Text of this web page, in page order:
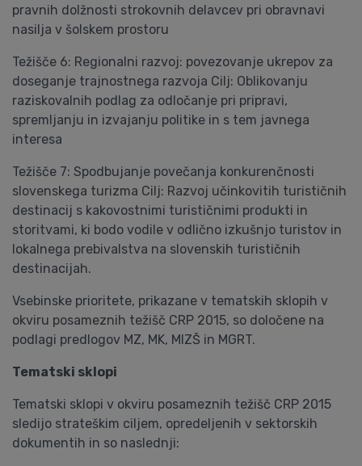
pravnih dolžnosti strokovnih delavcev pri obravnavi
nasilja v šolskem prostoru
Težišče 6: Regionalni razvoj: povezovanje ukrepov za
doseganje trajnostnega razvoja Cilj: Oblikovanju
raziskovalnih podlag za odločanje pri pripravi,
spremljanju in izvajanju politike in s tem javnega
interesa
Težišče 7: Spodbujanje povečanja konkurenčnosti
slovenskega turizma Cilj: Razvoj učinkovitih turističnih
destinacij s kakovostnimi turističnimi produkti in
storitvami, ki bodo vodile v odlično izkušnjo turistov in
lokalnega prebivalstva na slovenskih turističnih
destinacijah.
Vsebinske prioritete, prikazane v tematskih sklopih v
okviru posameznih težišč CRP 2015, so določene na
podlagi predlogov MZ, MK, MIZŠ in MGRT.
Tematski sklopi
Tematski sklopi v okviru posameznih težišč CRP 2015
sledijo strateškim ciljem, opredeljenih v sektorskih
dokumentih in so naslednji: